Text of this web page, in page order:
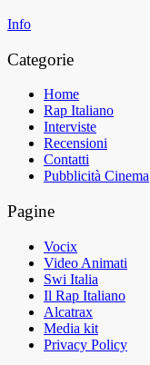
Info
Categorie
Home
Rap Italiano
Interviste
Recensioni
Contatti
Pubblicità Cinema
Pagine
Vocix
Video Animati
Swi Italia
Il Rap Italiano
Alcatrax
Media kit
Privacy Policy